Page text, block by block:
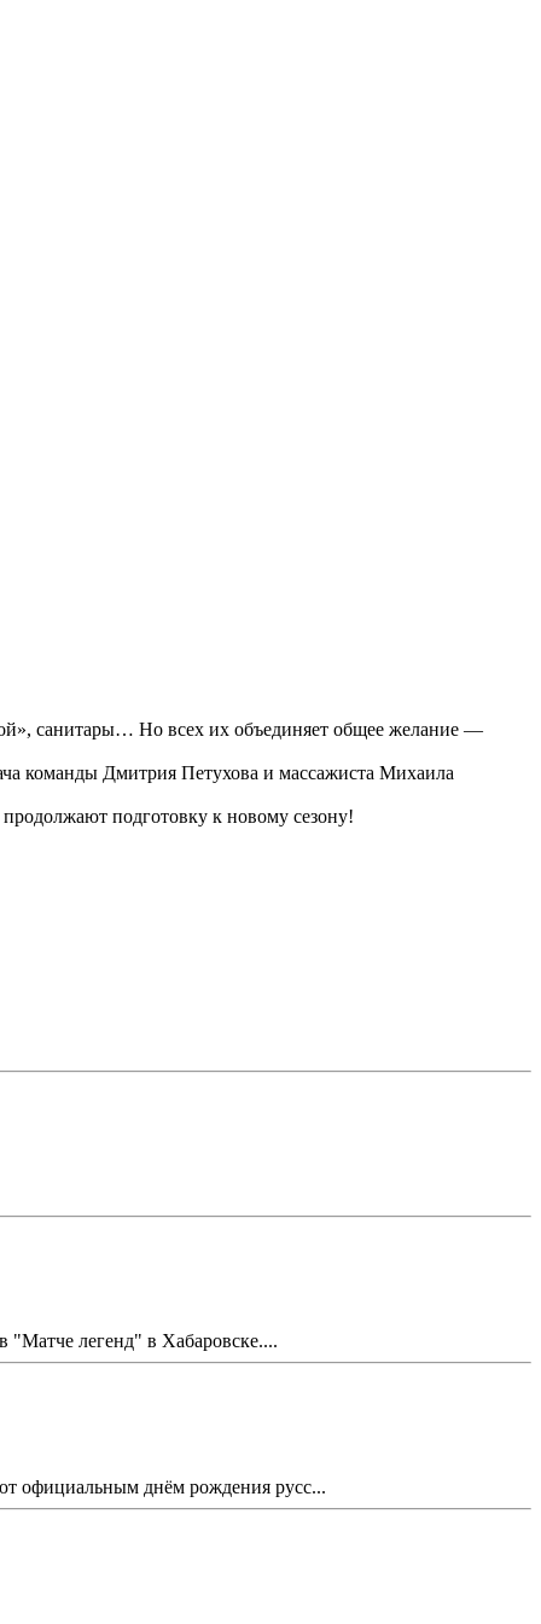
санитары… Но всех их объединяет общее желание —
команды Дмитрия Петухова и массажиста Михаила
подготовку к новому сезону!
легенд" в Хабаровске....
официальным днём рождения русс...